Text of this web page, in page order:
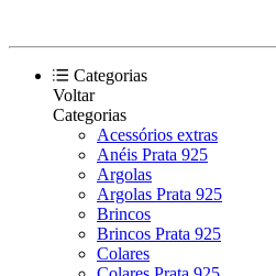
Categorias
Voltar
Categorias
Acessórios extras
Anéis Prata 925
Argolas
Argolas Prata 925
Brincos
Brincos Prata 925
Colares